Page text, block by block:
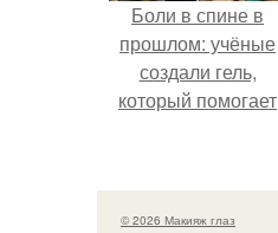
Боли в спине в
прошлом: учёные
создали гель,
который помогает
диски.
© 2026 Макияж глаз